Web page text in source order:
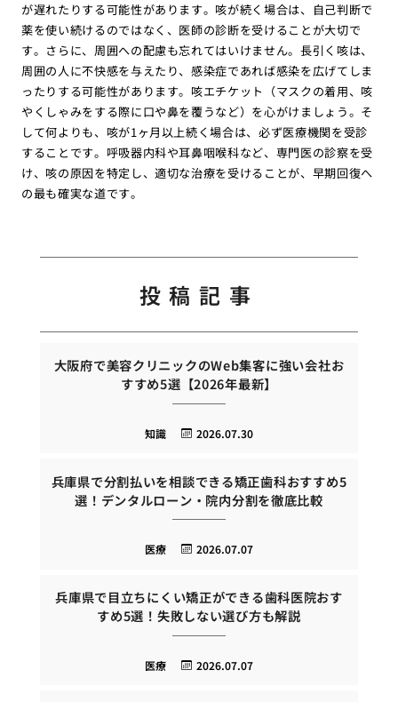
が遅れたりする可能性があります。咳が続く場合は、自己判断で
薬を使い続けるのではなく、医師の診断を受けることが大切で
す。さらに、周囲への配慮も忘れてはいけません。長引く咳は、
周囲の人に不快感を与えたり、感染症であれば感染を広げてしま
ったりする可能性があります。咳エチケット（マスクの着用、咳
やくしゃみをする際に口や鼻を覆うなど）を心がけましょう。そ
して何よりも、咳が1ヶ月以上続く場合は、必ず医療機関を受診
することです。呼吸器内科や耳鼻咽喉科など、専門医の診察を受
け、咳の原因を特定し、適切な治療を受けることが、早期回復へ
の最も確実な道です。
投稿記事
大阪府で美容クリニックのWeb集客に強い会社お
すすめ5選【2026年最新】
2026.07.30
知識
兵庫県で分割払いを相談できる矯正歯科おすすめ5
選！デンタルローン・院内分割を徹底比較
2026.07.07
医療
兵庫県で目立ちにくい矯正ができる歯科医院おす
すめ5選！失敗しない選び方も解説
2026.07.07
医療